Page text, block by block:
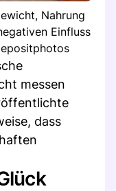
Nahrung
Einfluss
messen
dass